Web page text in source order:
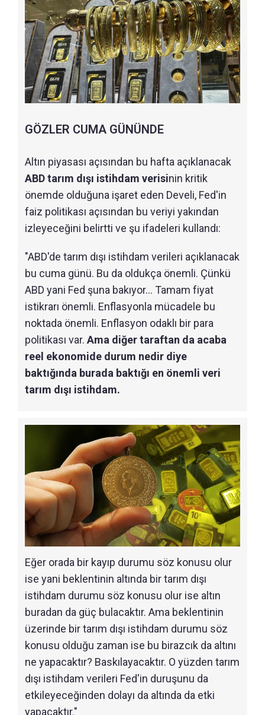
GÖZLER CUMA GÜNÜNDE
Altın piyasası açısından bu hafta açıklanacak
ABD tarım dışı istihdam verisinin kritik
önemde olduğuna işaret eden Develi, Fed'in
faiz politikası açısından bu veriyi yakından
izleyeceğini belirtti ve şu ifadeleri kullandı:
"ABD'de tarım dışı istihdam verileri açıklanacak
bu cuma günü. Bu da oldukça önemli. Çünkü
ABD yani Fed şuna bakıyor... Tamam fiyat
istikrarı önemli. Enflasyonla mücadele bu
noktada önemli. Enflasyon odaklı bir para
politikası var. Ama diğer taraftan da acaba
reel ekonomide durum nedir diye
baktığında burada baktığı en önemli veri
tarım dışı istihdam.
Eğer orada bir kayıp durumu söz konusu olur
ise yani beklentinin altında bir tarım dışı
istihdam durumu söz konusu olur ise altın
buradan da güç bulacaktır. Ama beklentinin
üzerinde bir tarım dışı istihdam durumu söz
konusu olduğu zaman ise bu birazcık da altını
ne yapacaktır? Baskılayacaktır. O yüzden tarım
dışı istihdam verileri Fed'in duruşunu da
etkileyeceğinden dolayı da altında da etki
yapacaktır."